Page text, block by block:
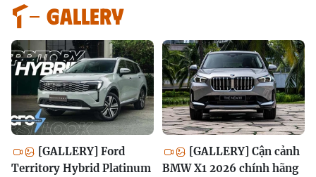
GALLERY
[GALLERY] Ford
Territory Hybrid Platinum
[GALLERY] Cận cảnh
BMW X1 2026 chính hãng